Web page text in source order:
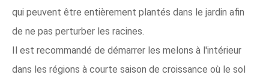
qui peuvent être entièrement plantés dans le jardin afin
de ne pas perturber les racines.
Il est recommandé de démarrer les melons à l'intérieur
dans les régions à courte saison de croissance où le sol